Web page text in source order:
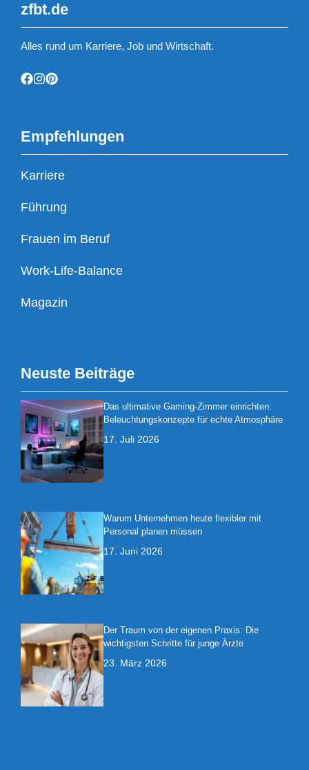
zfbt.de
Alles rund um Karriere, Job und Wirtschaft.
Empfehlungen
Karriere
Führung
Frauen im Beruf
Work-Life-Balance
Magazin
Neuste Beiträge
Das ultimative Gaming-Zimmer einrichten:
Beleuchtungskonzepte für echte Atmosphäre
17. Juli 2026
Warum Unternehmen heute flexibler mit
Personal planen müssen
17. Juni 2026
Der Traum von der eigenen Praxis: Die
wichtigsten Schritte für junge Ärzte
23. März 2026